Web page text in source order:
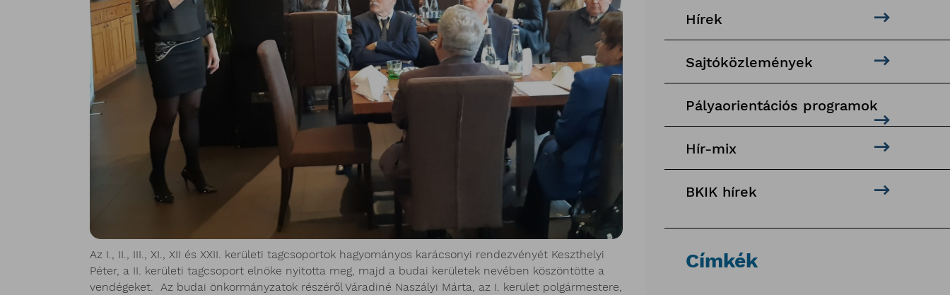
Az I., II., III., XI., XII és XXII. kerületi tagcsoportok hagyományos karácsonyi rendezvényét Keszthelyi
Péter, a II. kerületi tagcsoport elnöke nyitotta meg, majd a budai kerületek nevében köszöntötte a
vendégeket. Az budai önkormányzatok részéről Váradiné Naszályi Márta, az I. kerület polgármestere,
Hírek
Sajtóközlemények
Pályaorientációs programok
Hír-mix
BKIK hírek
Címkék